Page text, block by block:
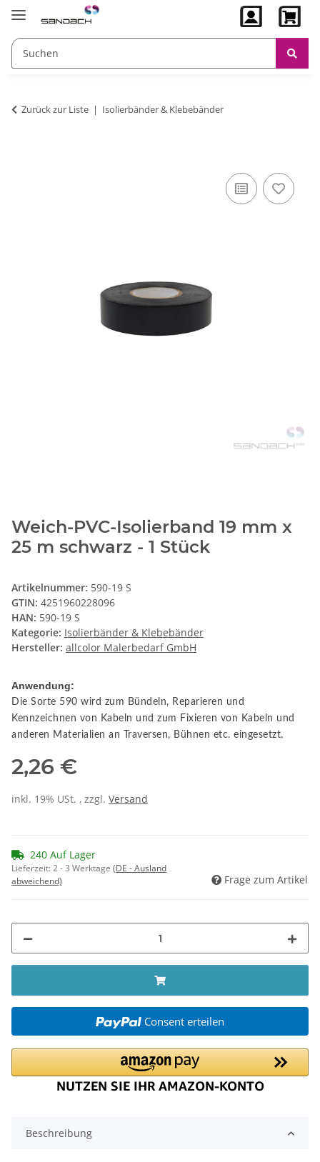
Zurück zur Liste Isolierbänder & Klebebänder
Weich-PVC-Isolierband 19 mm x
25 m schwarz - 1 Stück
Artikelnummer: 590-19 S
GTIN: 4251960228096
HAN: 590-19 S
Kategorie: Isolierbänder & Klebebänder
Hersteller: allcolor Malerbedarf GmbH
Anwendung:
Die Sorte 590 wird zum Bündeln, Reparieren und
Kennzeichnen von Kabeln und zum Fixieren von Kabeln und
anderen Materialien an Traversen, Bühnen etc. eingesetzt.
2,26 €
inkl. 19% USt. , zzgl. Versand
240 Auf Lager
Lieferzeit:2 - 3 Werktage (DE - Ausland
abweichend)
Frage zum Artikel
Consent erteilen
Beschreibung